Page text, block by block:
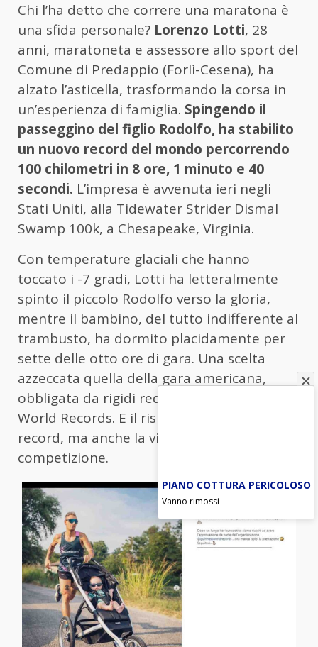
Chi l’ha detto che correre una maratona è
una sfida personale? Lorenzo Lotti, 28
anni, maratoneta e assessore allo sport del
Comune di Predappio (Forlì-Cesena), ha
alzato l’asticella, trasformando la corsa in
un’esperienza di famiglia. Spingendo il
passeggino del figlio Rodolfo, ha stabilito
un nuovo record del mondo percorrendo
100 chilometri in 8 ore, 1 minuto e 40
secondi. L’impresa è avvenuta ieri negli
Stati Uniti, alla Tidewater Strider Dismal
Swamp 100k, a Chesapeake, Virginia.
Con temperature glaciali che hanno
toccato i -7 gradi, Lotti ha letteralmente
spinto il piccolo Rodolfo verso la gloria,
mentre il bambino, del tutto indifferente al
trambusto, ha dormito placidamente per
sette delle otto ore di gara. Una scelta
azzeccata quella della gara americana,
obbligata da rigidi requisiti del Guinness
World Records. E il risultato? Non solo il
record, ma anche la vittoria assoluta della
competizione.
PIANO COTTURA PERICOLOSO
Vanno rimossi